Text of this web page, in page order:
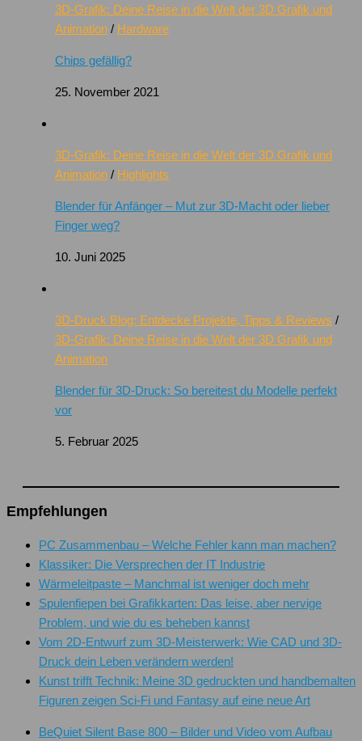
3D-Grafik: Deine Reise in die Welt der 3D Grafik und
Animation / Hardware
Chips gefällig?
25. November 2021
3D-Grafik: Deine Reise in die Welt der 3D Grafik und
Animation / Highlights
Blender für Anfänger – Mut zur 3D-Macht oder lieber
Finger weg?
10. Juni 2025
3D-Druck Blog: Entdecke Projekte, Tipps & Reviews /
3D-Grafik: Deine Reise in die Welt der 3D Grafik und
Animation
Blender für 3D-Druck: So bereitest du Modelle perfekt
vor
5. Februar 2025
Empfehlungen
PC Zusammenbau – Welche Fehler kann man machen?
Klassiker: Die Versprechen der IT Industrie
Wärmeleitpaste – Manchmal ist weniger doch mehr
Spulenfiepen bei Grafikkarten: Das leise, aber nervige
Problem, und wie du es beheben kannst
Vom 2D-Entwurf zum 3D-Meisterwerk: Wie CAD und 3D-
Druck dein Leben verändern werden!
Kunst trifft Technik: Meine 3D gedruckten und handbemalten
Figuren zeigen Sci-Fi und Fantasy auf eine neue Art
BeQuiet Silent Base 800 – Bilder und Video vom Aufbau